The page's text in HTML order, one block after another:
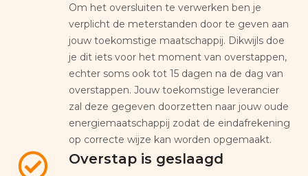
Om het oversluiten te verwerken ben je
verplicht de meterstanden door te geven aan
jouw toekomstige maatschappij. Dikwijls doe
je dit iets voor het moment van overstappen,
echter soms ook tot 15 dagen na de dag van
overstappen. Jouw toekomstige leverancier
zal deze gegeven doorzetten naar jouw oude
energiemaatschappij zodat de eindafrekening
op correcte wijze kan worden opgemaakt.
Overstap is geslaagd